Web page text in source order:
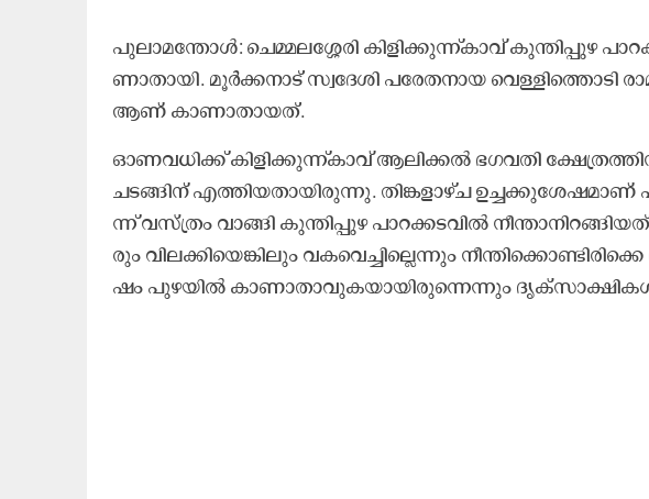
പു​ലാ​മ​ന്തോ​ൾ: ചെ​മ്മ​ല​ശ്ശേ​രി കി​ളി​ക്കു​ന്ന്കാ​വ് കു​ന്തി​പ്പു​ഴ
ണാ​താ​യി. മൂ​ർ​ക്ക​നാ​ട് സ്വ​ദേ​ശി പ​രേ​ത​നാ​യ വെ​ള്ളി​ത്തൊ​ടി
ആ​ണ് കാ​ണാ​താ​യ​ത്.
ഓ​ണ​വ​ധി​ക്ക് കി​ളി​ക്കു​ന്ന്കാ​വ് ആ​ലി​ക്ക​ൽ ഭ​ഗ​വ​തി
ച​ട​ങ്ങി​ന് എ​ത്തി​യ​താ​യി​രു​ന്നു. തി​ങ്ക​ളാ​ഴ്ച
ന്ന് വ​സ്ത്രം വാ​ങ്ങി കു​ന്തി​പ്പു​ഴ പാ​റ​ക്ക​ട​വി​ൽ
രും വി​ല​ക്കി​യെ​ങ്കി​ലും വ​ക​വെ​ച്ചി​ല്ലെ​ന്നും
ഷം പു​ഴ​യി​ൽ കാ​ണാ​താ​വു​ക​യാ​യി​രു​ന്നെ​ന്നും